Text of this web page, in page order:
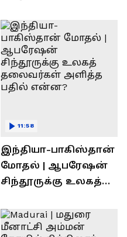
இந்தியா-பாகிஸ்தான்
மோதல் | ஆபரேஷன்
சிந்தூருக்கு உலகத்
பதில் என்ன?
11:58